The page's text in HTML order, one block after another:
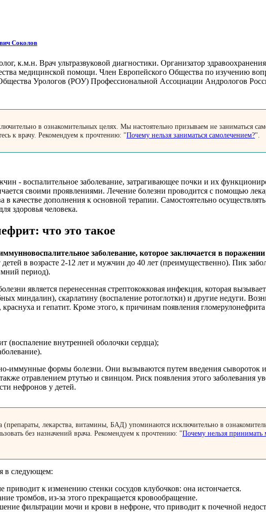
Соколов
к.м.н. Врач ультразвуковой диагностики. Организатор
медицинской помощи. Член Европейского Общества по изучению
Урологов (РОУ) Профессиональной Ассоциации Андрологов
в ознакомительных целях. Мы настоятельно призываем не заниматься
к врачу. Рекомендуем к прочтению: "Почему нельзя заниматься самолечением?".
- воспалительное заболевание, затрагивающее почки и их
своими проявлениями. Лечение болезни проводится с помощью
в качестве дополнения к основной терапии. Самостоятельно
здоровья человека.
что это такое
заболевание, которое заключается в
детей в возрасте 2-12 лет и мужчин до 40 лет (преимущественно). Пик
период).
является перенесенная стрептококковая инфекция, которая
миндалин), скарлатину (воспаление ротоглотки) и другие недуги.
и гепатит. Кроме этого, к причинам появления
(воспаление внутренней оболочки сердца);
иммунные формы болезни. Они вызываются путем введения сывороток
отравлением ртутью и свинцом. Риск появления этого заболевания
нефронов у детей.
(препараты, лекарства, витамины, БАД) упоминаются исключительно в
без назначений врача. Рекомендуем к прочтению: "Почему нельзя принимать
в следующем:
приводит к изменению стенки сосудов клубочков: она истончается.
тромбов, из-за этого прекращается кровообращение.
фильтрации мочи и крови в нефроне, что приводит к почечной